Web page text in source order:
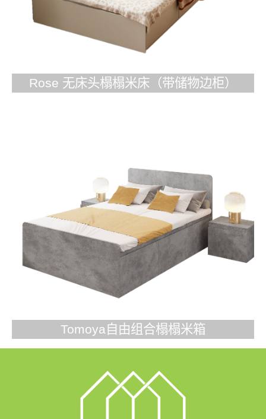
Rose 无床头榻榻米床（带储物边柜）
Tomoya自由组合榻榻米箱